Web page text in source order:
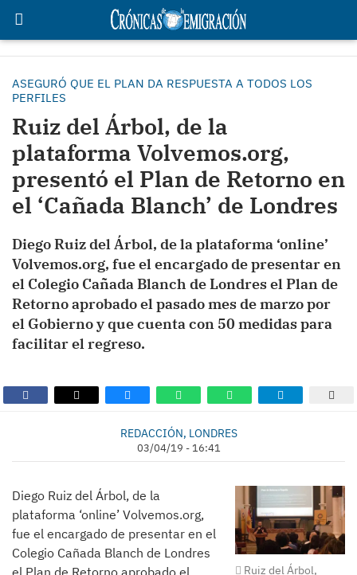
ASEGURÓ QUE EL PLAN DA RESPUESTA A TODOS LOS
PERFILES
Ruiz del Árbol, de la
plataforma Volvemos.org,
presentó el Plan de Retorno en
el ‘Cañada Blanch’ de Londres
Diego Ruiz del Árbol, de la plataforma ‘online’
Volvemos.org, fue el encargado de presentar en
el Colegio Cañada Blanch de Londres el Plan de
Retorno aprobado el pasado mes de marzo por
el Gobierno y que cuenta con 50 medidas para
facilitar el regreso.
REDACCIÓN, LONDRES
03/04/19 - 16:41
Ruiz del Árbol,
Diego Ruiz del Árbol, de la
plataforma ‘online’ Volvemos.org,
fue el encargado de presentar en el
Colegio Cañada Blanch de Londres
el Plan de Retorno aprobado el